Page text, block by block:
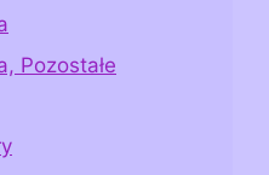
Pozostałe